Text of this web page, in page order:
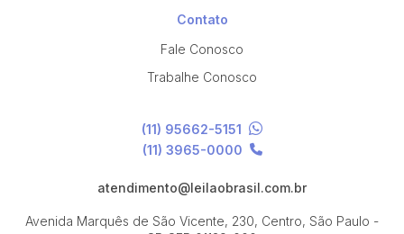
Contato
Fale Conosco
Trabalhe Conosco
(11) 95662-5151
(11) 3965-0000
atendimento@leilaobrasil.com.br
Avenida Marquês de São Vicente, 230, Centro, São Paulo -